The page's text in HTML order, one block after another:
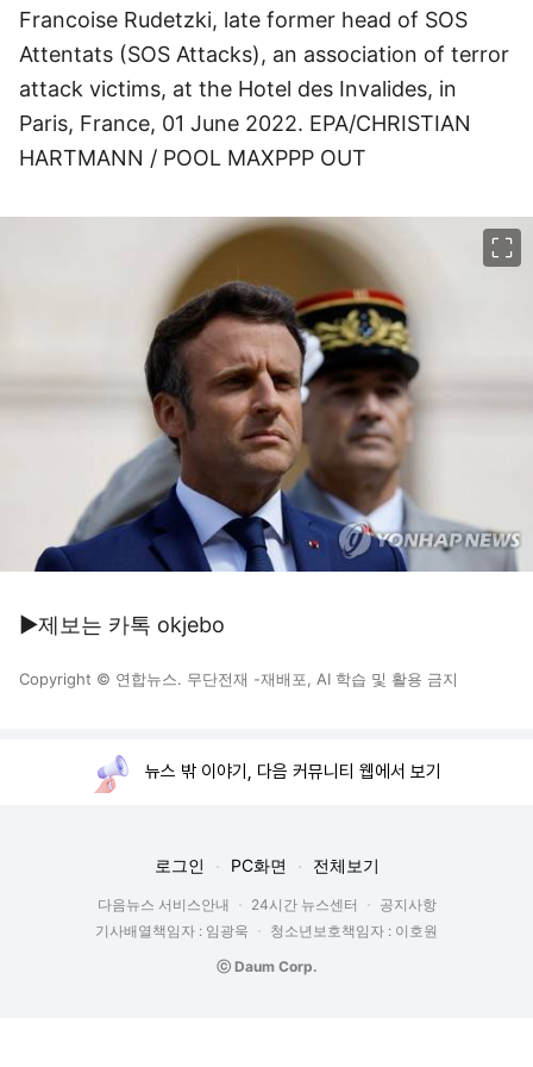
Francoise Rudetzki, late former head of SOS
Attentats (SOS Attacks), an association of terror
attack victims, at the Hotel des Invalides, in
Paris, France, 01 June 2022. EPA/CHRISTIAN
HARTMANN / POOL MAXPPP OUT
▶제보는 카톡 okjebo
Copyright © 연합뉴스. 무단전재 -재배포, AI 학습 및 활용 금지
뉴스 밖 이야기, 다음 커뮤니티 웹에서 보기
로그인 PC화면 전체보기
다음뉴스 서비스안내 24시간 뉴스센터
공지사항
기사배열책임자 : 임광욱
청소년보호책임자 : 이호원
ⓒ Daum Corp.